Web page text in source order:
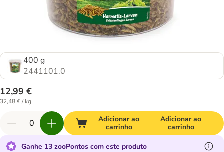
400 g
2441101.0
12,99 €
32,48 € / kg
Adicionar ao
carrinho
Adicionar ao
carrinho
Ganhe 13 zooPontos com este produto